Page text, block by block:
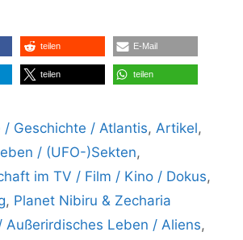
teilen E-Mail
teilen teilen
/ Geschichte / Atlantis,Artikel,
/ (UFO-)Sekten,
im TV / Film / Kino / Dokus,
, Planet Nibiru & Zecharia
Außerirdisches Leben / Aliens,